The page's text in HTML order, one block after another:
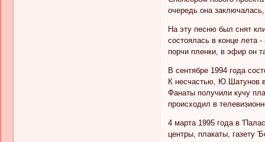
очередь она
На эту песню был снят
состоялась в конце лета
порчи пленки, в эфир он
В сентябре 1994 года
К несчастью, Ю.Шатунов
Фанаты получили кучу
происходил в
4 марта 1995 года в
центры, плакаты, газету